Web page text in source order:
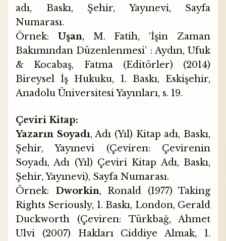
adı, Baskı, Şehir, Yayınevi, Sayfa
Numarası.
Örnek: Uşan, M. Fatih, ‘İşin Zaman
Bakımından Düzenlenmesi’ : Aydın, Ufuk
& Kocabaş, Fatma (Editörler) (2014)
Bireysel İş Hukuku, 1. Baskı, Eskişehir,
Anadolu Üniversitesi Yayınları, s. 19.
Çeviri Kitap:
Yazarın Soyadı, Adı (Yıl) Kitap adı, Baskı,
Şehir, Yayınevi (Çeviren: Çevirenin
Soyadı, Adı (Yıl) Çeviri Kitap Adı, Baskı,
Şehir, Yayınevi), Sayfa Numarası.
Örnek: Dworkin, Ronald (1977) Taking
Rights Seriously, 1. Baskı, London, Gerald
Duckworth (Çeviren: Türkbağ, Ahmet
Ulvi (2007) Hakları Ciddiye Almak, 1.